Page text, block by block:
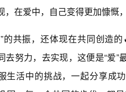
，在爱中，自己变得更加慷慨
的共振，还体现在共同创造
去努力，去实现，这便是“爱
生活中的挑战，一起分享成